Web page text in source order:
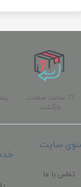
72 ساعت ضمانت
بازگشت
سایت
تماس با ما